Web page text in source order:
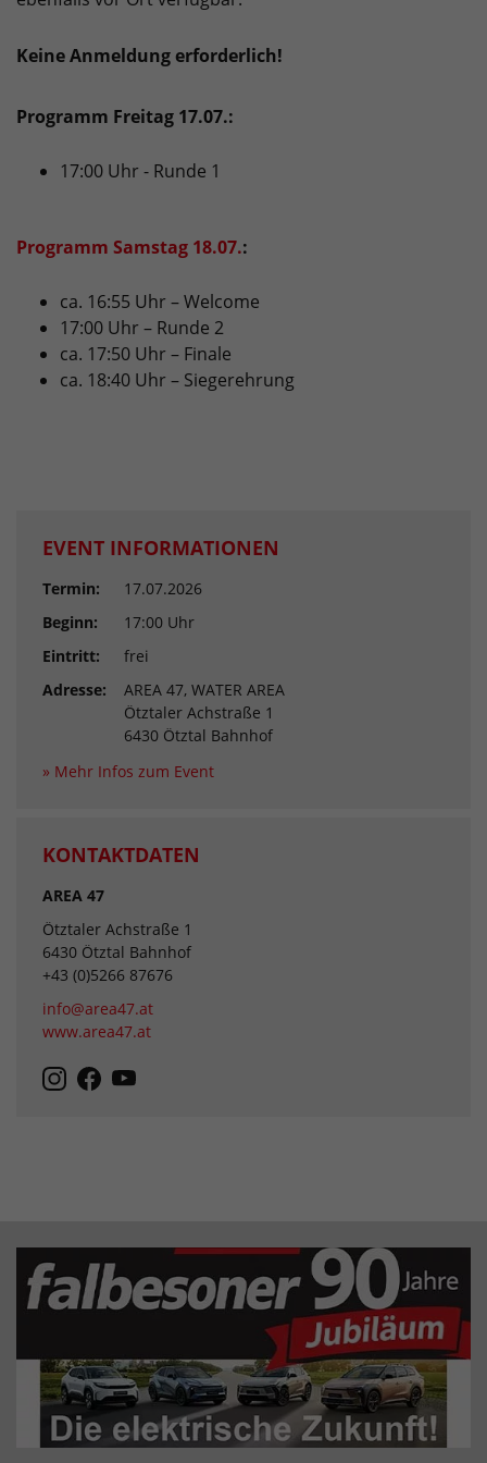
Keine Anmeldung erforderlich!
Programm Freitag 17.07.:
17:00 Uhr - Runde 1
Programm Samstag 18.07.:
ca. 16:55 Uhr – Welcome
17:00 Uhr – Runde 2
ca. 17:50 Uhr – Finale
ca. 18:40 Uhr – Siegerehrung
EVENT INFORMATIONEN
Termin:
17.07.2026
Beginn:
17:00 Uhr
Eintritt:
frei
Adresse:
AREA 47, WATER AREA
Ötztaler Achstraße 1
6430 Ötztal Bahnhof
» Mehr Infos zum Event
KONTAKTDATEN
AREA 47
Ötztaler Achstraße 1
6430 Ötztal Bahnhof
+43 (0)5266 87676
info@area47.at
www.area47.at